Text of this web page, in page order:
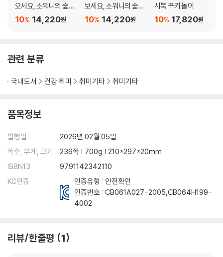
오세요, 소워니의 숲속
마을! 14,220원
10%
보세요, 소워니의 숲속
마을! 14,220원
10%
시북 꾸키 놀이
17,820원
10%
관련 분류
국내도서 건강 취미 취미기타 취미기타
품목정보
발행일
2026년 02월 05일
쪽수, 무게, 크기
236쪽 | 700g | 210*297*20mm
ISBN13
9791142342110
KC인증
인증유형 : 안전확인
인증번호 :CB061A027-2005 ,CB064H199-
4002
리뷰/한줄평 1